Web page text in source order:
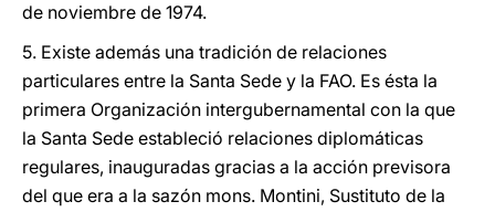
de noviembre de 1974.
5. Existe además una tradición de relaciones
particulares entre la Santa Sede y la FAO. Es ésta la
primera Organización intergubernamental con la que
la Santa Sede estableció relaciones diplomáticas
regulares, inauguradas gracias a la acción previsora
del que era a la sazón mons. Montini, Sustituto de la